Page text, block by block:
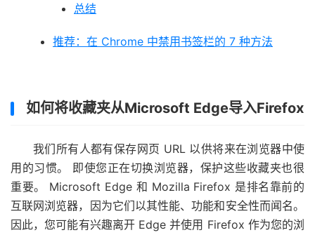
总结
推荐：在 Chrome 中禁用书签栏的 7 种方法
如何将收藏夹从Microsoft Edge导入Firefox
我们所有人都有保存网页 URL 以供将来在浏览器中使
用的习惯。 即使您正在切换浏览器，保护这些收藏夹也很
重要。 Microsoft Edge 和 Mozilla Firefox 是排名靠前的
互联网浏览器，因为它们以其性能、功能和安全性而闻名。
因此，您可能有兴趣离开 Edge 并使用 Firefox 作为您的浏